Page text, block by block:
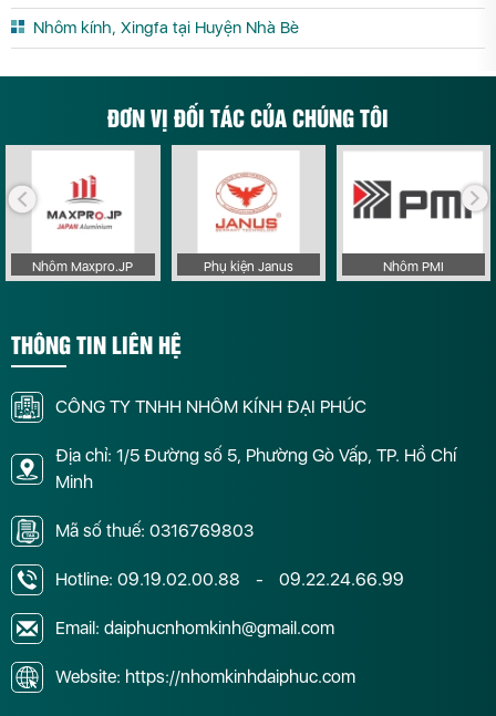
Nhôm kính, Xingfa tại Huyện Nhà Bè
ĐƠN VỊ ĐỐI TÁC CỦA CHÚNG TÔI
Nhôm Maxpro.JP Phụ kiện Janus Nhôm PMI
THÔNG TIN LIÊN HỆ
CÔNG TY TNHH NHÔM KÍNH ĐẠI PHÚC
Địa chỉ: 1/5 Đường số 5, Phường Gò Vấp, TP. Hồ Chí
Minh
Mã số thuế: 0316769803
Hotline: 09.19.02.00.88 - 09.22.24.66.99
Email: daiphucnhomkinh@gmail.com
Website: https://nhomkinhdaiphuc.com